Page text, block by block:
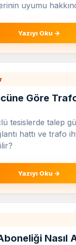
uyumu
Yazıyı Oku →
Göre
tesislerde talep
hattı ve trafo
Yazıyı Oku →
Nasıl